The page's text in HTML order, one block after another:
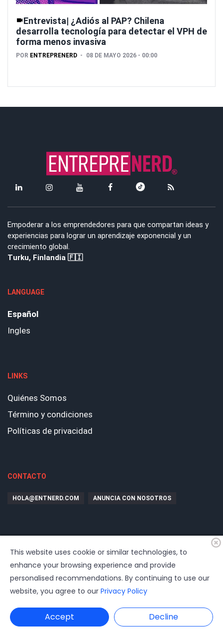
Entrevista| ¿Adiós al PAP? Chilena
desarrolla tecnología para detectar el VPH de
forma menos invasiva
POR ENTREPRENERD 08 DE MAYO 2026 - 00:00
Empoderar a los emprendedores para que compartan ideas y
experiencias para lograr un aprendizaje exponencial y un
crecimiento global.
Turku, Finlandia 🇫🇮
LANGUAGE
Español
Ingles
LINKS
Quiénes Somos
Término y condiciones
Políticas de privacidad
CONTACTO
HOLA@ENTNERD.COM ANUNCIA CON NOSOTROS
www.dast.cl
This website uses cookie or similar technologies, to
enhance your browsing experience and provide
personalised recommendations. By continuing to use our
website, you agree to our Privacy Policy
Accept Decline